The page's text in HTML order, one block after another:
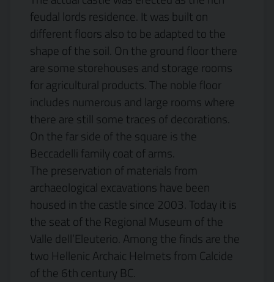
feudal lords residence. It was built on
different floors also to be adapted to the
shape of the soil. On the ground floor there
are some storehouses and storage rooms
for agricultural products. The noble floor
includes numerous and large rooms where
there are still some traces of decorations.
On the far side of the square is the
Beccadelli family coat of arms.
The preservation of materials from
archaeological excavations have been
housed in the castle since 2003. Today it is
the seat of the Regional Museum of the
Valle dell’Eleuterio. Among the finds are the
two Hellenic Archaic Helmets from Calcide
of the 6th century BC.